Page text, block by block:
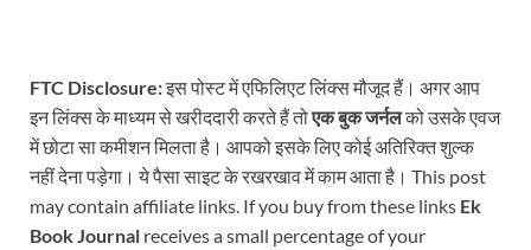
FTC Disclosure:इस पोस्ट में एफिलिएट लिंक्स मौजूद हैं। अगर आप
इन लिंक्स के माध्यम से खरीददारी करते हैं तोएक बुक जर्नलको उसके एवज
में छोटा सा कमीशन मिलता है। आपको इसके लिए कोई अतिरिक्त शुल्क
नहीं देना पड़ेगा। ये पैसा साइट के रखरखाव में काम आता है। This post
may contain affiliate links. If you buy from these links Ek
Book Journal receives a small percentage of your